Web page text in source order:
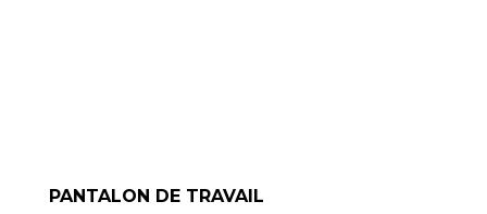
PANTALON DE TRAVAIL